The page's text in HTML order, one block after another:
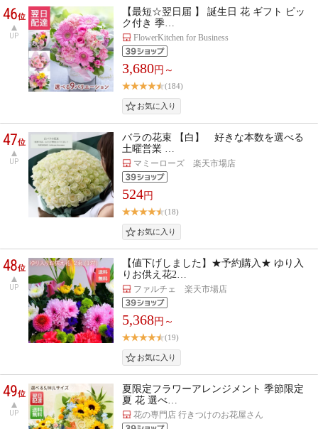
46位
UP
【最短☆翌日届 】 誕生日 花 ギフト ピッ
ク付き 季…
FlowerKitchen for Business
3,680円～
(184)
47位
UP
バラの花束 【白】 好きな本数を選べる
土曜営業 …
マミーローズ 楽天市場店
524円
(18)
48位
UP
【値下げしました】★予約購入★ ゆり入
りお供え花2…
ファルチェ 楽天市場店
5,368円～
(19)
49位
UP
夏限定フラワーアレンジメント 季節限定
夏 花 選べ…
花の専門店 行きつけのお花屋さん